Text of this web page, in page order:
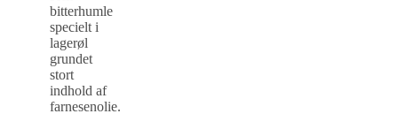
bitterhumle
specielt i
lagerøl
grundet
stort
indhold af
farnesenolie.